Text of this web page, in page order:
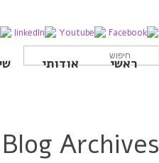
ראשי אודותי
Blog Archives